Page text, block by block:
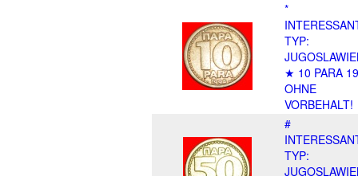
*
TYP:
★ 10 PARA
OHNE
VORBEHALT!
#
TYP: